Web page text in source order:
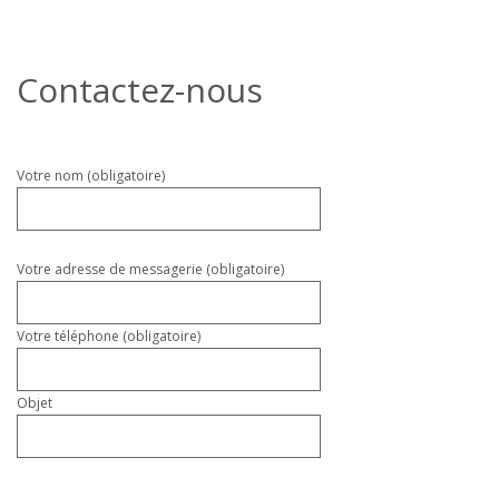
Contactez-nous
Veuillez
vide.
Votre nom (obligatoire)
Votre adresse de messagerie (obligatoire)
Votre téléphone (obligatoire)
Objet